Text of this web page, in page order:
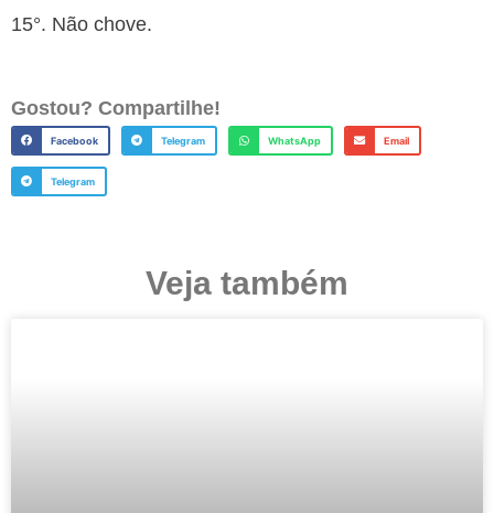
15°. Não chove.
Gostou? Compartilhe!
Facebook Telegram WhatsApp Email
Telegram
Veja também